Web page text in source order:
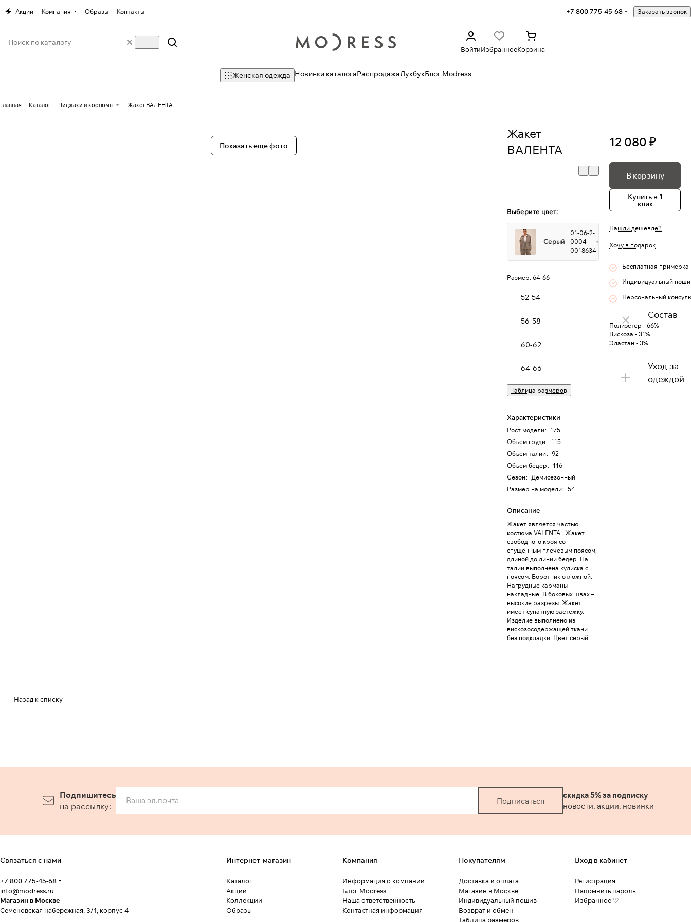
Акции Компания Образы Контакты +7 800 775-45-68 Заказать звонок
ВойтиИзбранноеКорзина
Женская одежда Новинки каталогаРаспродажаЛукбукБлог Modress
Главная Каталог Пиджаки и костюмы Жакет ВАЛЕНТА
Показать еще фото
Жакет
ВАЛЕНТА
Выберите цвет:
Серый
01-06-2-
0004-
0018634
Размер: 64-66
52-54
56-58
60-62
64-66
Таблица размеров
Характеристики
Рост модели: 175
Объем груди: 115
Объем талии: 92
Объем бедер: 116
Сезон: Демисезонный
Размер на модели: 54
Описание
Жакет является частью
костюма VALENTA. Жакет
свободного кроя со
спущенным плечевым поясом,
длиной до линии бедер. На
талии выполнена кулиска с
поясом. Воротник отложной.
Нагрудные карманы-
накладные. В боковых швах –
высокие разрезы. Жакет
имеет супатную застежку.
Изделие выполнено из
вискозосодержащей ткани
без подкладки. Цвет серый
12 080 ₽
В корзину
Купить в 1
клик
Нашли дешевле?
Хочу в подарок
Бесплатная примерка
Индивидуальный
Персональный
Состав
Полиэстер - 66%
Вискоза - 31%
Эластан - 3%
Уход за
одеждой
Назад к списку
Подпишитесь
на рассылку:
Подписаться
скидка 5% за подписку
новости, акции, новинки
Связаться с нами
+7 800 775-45-68
info@modress.ru
Магазин в Москве
Семеновская набережная, 3/1, корпус 4
Интернет-магазин
Каталог
Акции
Коллекции
Образы
Компания
Информация о компании
Блог Modress
Наша ответственность
Контактная информация
Покупателям
Доставка и оплата
Магазин в Москве
Индивидуальный пошив
Возврат и обмен
Таблица размеров
Вход в кабинет
Регистрация
Напомнить пароль
Избранное ♡